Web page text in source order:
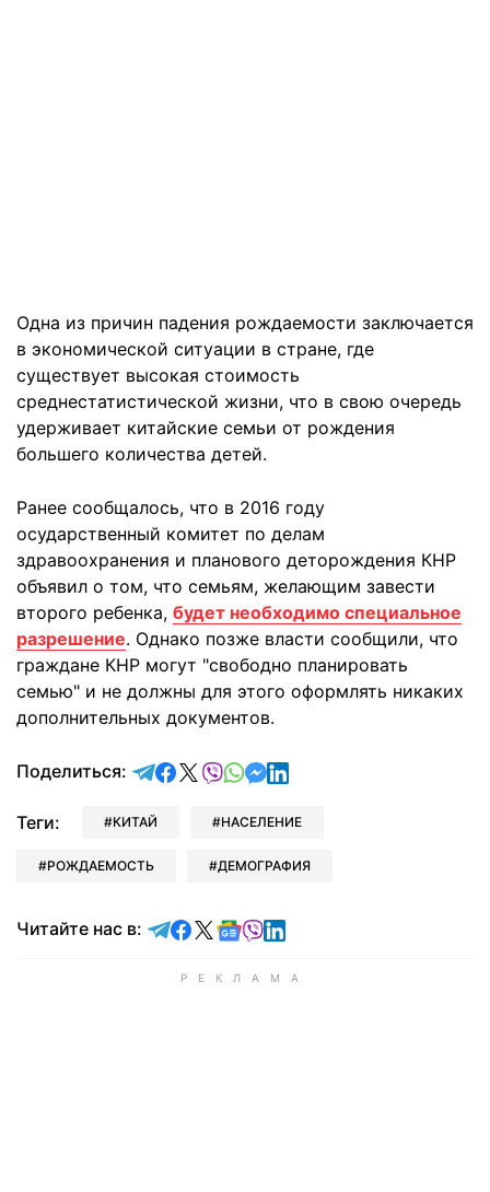
Одна из причин падения рождаемости заключается
в экономической ситуации в стране, где
существует высокая стоимость
среднестатистической жизни, что в свою очередь
удерживает китайские семьи от рождения
большего количества детей.
Ранее сообщалось, что в 2016 году
осударственный комитет по делам
здравоохранения и планового деторождения КНР
объявил о том, что семьям, желающим завести
второго ребенка, будет необходимо специальное
разрешение. Однако позже власти сообщили, что
граждане КНР могут "свободно планировать
семью" и не должны для этого оформлять никаких
дополнительных документов.
Поделиться: отправить в Telegram
поделиться в Facebook
поделиться в X
отправить в Viber
отправить в Whatsapp
отправить в Messenger
отправить в LinkedIn
Теги: КИТАЙ НАСЕЛЕНИЕ
РОЖДАЕМОСТЬ ДЕМОГРАФИЯ
Читайте нас в: Читайте в Telegram
Читайте в Facebook
Читайте в X
Читайте в Google news
Читайте в Viber
Читайте в LinkedIn